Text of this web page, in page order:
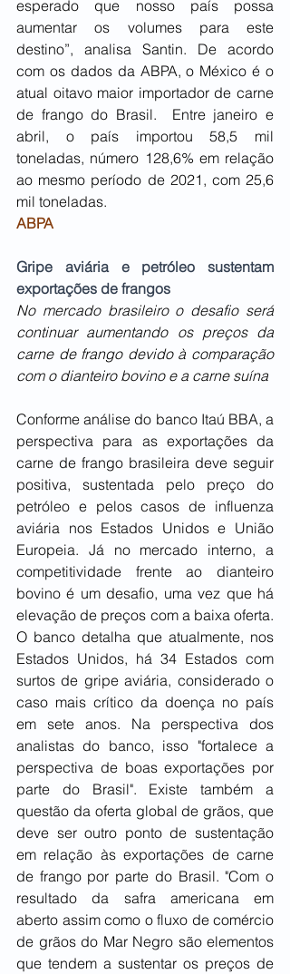
esperado que nosso país possa
aumentar os volumes para este
destino”, analisa Santin. De acordo
com os dados da ABPA, o México é o
atual oitavo maior importador de carne
de frango do Brasil.  Entre janeiro e
abril, o país importou 58,5 mil
toneladas, número 128,6% em relação
ao mesmo período de 2021, com 25,6
mil toneladas.
ABPA
Gripe aviária e petróleo sustentam
exportações de frangos
No mercado brasileiro o desafio será
continuar aumentando os preços da
carne de frango devido à comparação
com o dianteiro bovino e a carne suína
Conforme análise do banco Itaú BBA, a
perspectiva para as exportações da
carne de frango brasileira deve seguir
positiva, sustentada pelo preço do
petróleo e pelos casos de influenza
aviária nos Estados Unidos e União
Europeia. Já no mercado interno, a
competitividade frente ao dianteiro
bovino é um desafio, uma vez que há
elevação de preços com a baixa oferta.
O banco detalha que atualmente, nos
Estados Unidos, há 34 Estados com
surtos de gripe aviária, considerado o
caso mais crítico da doença no país
em sete anos. Na perspectiva dos
analistas do banco, isso "fortalece a
perspectiva de boas exportações por
parte do Brasil". Existe também a
questão da oferta global de grãos, que
deve ser outro ponto de sustentação
em relação às exportações de carne
de frango por parte do Brasil. "Com o
resultado da safra americana em
aberto assim como o fluxo de comércio
de grãos do Mar Negro são elementos
que tendem a sustentar os preços de